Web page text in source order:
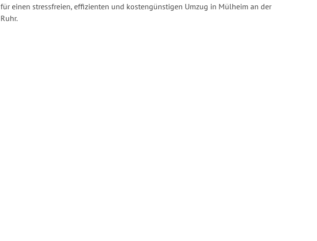
für einen stressfreien, effizienten und kostengünstigen Umzug in Mülheim an der
Ruhr.